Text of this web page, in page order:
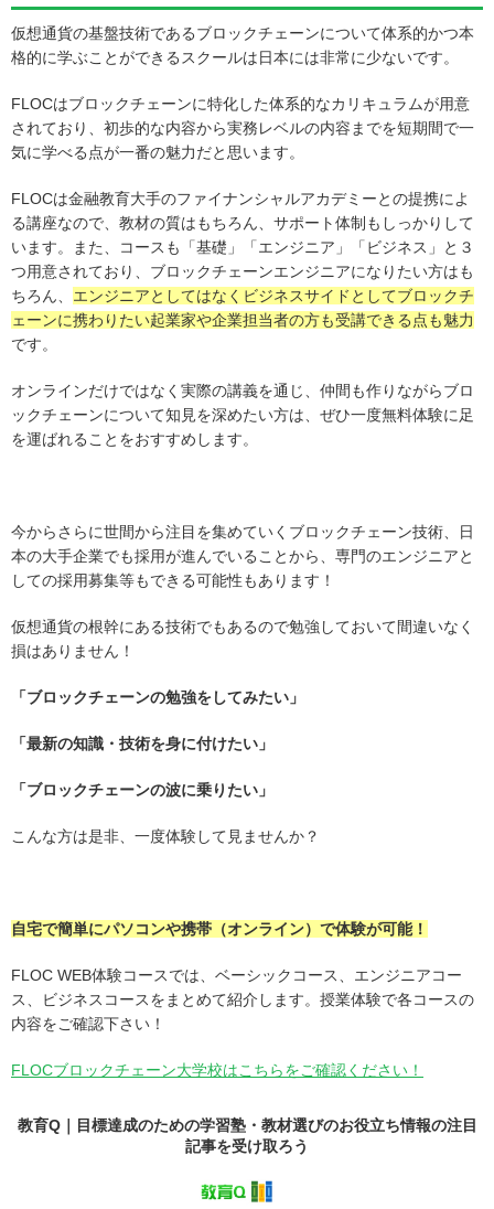
仮想通貨の基盤技術であるブロックチェーンについて体系的かつ本
格的に学ぶことができるスクールは日本には非常に少ないです。
FLOCはブロックチェーンに特化した体系的なカリキュラムが用意
されており、初歩的な内容から実務レベルの内容までを短期間で一
気に学べる点が一番の魅力だと思います。
FLOCは金融教育大手のファイナンシャルアカデミーとの提携によ
る講座なので、教材の質はもちろん、サポート体制もしっかりして
います。また、コースも「基礎」「エンジニア」「ビジネス」と３
つ用意されており、ブロックチェーンエンジニアになりたい方はも
ちろん、 エンジニアとしてはなくビジネスサイドとしてブロックチ
ェーンに携わりたい起業家や企業担当者の方も受講できる点も魅力
です。
オンラインだけではなく実際の講義を通じ、仲間も作りながらブロ
ックチェーンについて知見を深めたい方は、ぜひ一度無料体験に足
を運ばれることをおすすめします。
今からさらに世間から注目を集めていくブロックチェーン技術、日
本の大手企業でも採用が進んでいることから、専門のエンジニアと
しての採用募集等もできる可能性もあります！
仮想通貨の根幹にある技術でもあるので勉強しておいて間違いなく
損はありません！
「ブロックチェーンの勉強をしてみたい」
「最新の知識・技術を身に付けたい」
「ブロックチェーンの波に乗りたい」
こんな方は是非、一度体験して見ませんか？
自宅で簡単にパソコンや携帯（オンライン）で体験が可能！
FLOC WEB体験コースでは、ベーシックコース、エンジニアコー
ス、ビジネスコースをまとめて紹介します。授業体験で各コースの
内容をご確認下さい！
FLOCブロックチェーン大学校はこちらをご確認ください！
教育Q｜目標達成のための学習塾・教材選びのお役立ち情報の注目
記事を受け取ろう